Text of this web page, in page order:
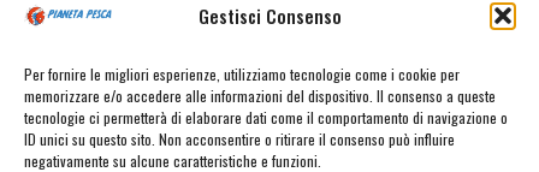
Gestisci Consenso
Per fornire le migliori esperienze, utilizziamo tecnologie come i cookie per
memorizzare e/o accedere alle informazioni del dispositivo. Il consenso a queste
tecnologie ci permetterà di elaborare dati come il comportamento di navigazione o
ID unici su questo sito. Non acconsentire o ritirare il consenso può influire
negativamente su alcune caratteristiche e funzioni.